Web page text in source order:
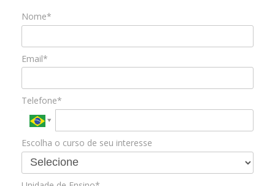
Nome*
Email*
Telefone*
Escolha o curso de seu interesse